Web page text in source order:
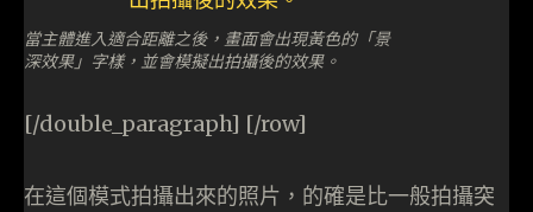
當主體進入適合距離之後，畫面會出現黃色的「景
深效果」字樣，並會模擬出拍攝後的效果。
[/double_paragraph] [/row]
在這個模式拍攝出來的照片，的確是比一般拍攝突